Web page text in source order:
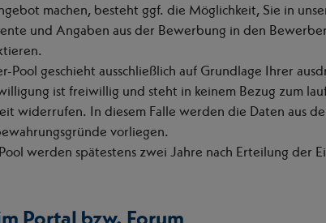
machen, besteht ggf. die Möglichkeit, Sie in
und Angaben aus der Bewerbung in den
Pool geschieht ausschließlich auf Grundlage Ihrer
ist freiwillig und steht in keinem Bezug zum
widerrufen. In diesem Falle werden die Daten aus
vorliegen.
werden spätestens zwei Jahre nach Erteilung der